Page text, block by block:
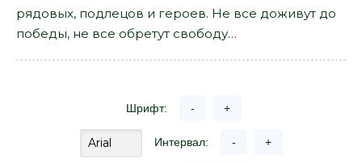
рядовых, подлецов и героев. Не все доживут до
победы, не все обретут свободу…
Шрифт: - +
Интервал: - +